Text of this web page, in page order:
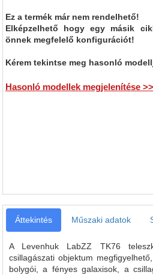
Ez a termék már nem rendelhető!
Elképzelhető hogy egy másik
önnek megfelelő konfigurációt!
Kérem tekintse meg hasonló
Hasonló modellek megjelenítése
Áttekintés Műszaki adatok
A Levenhuk LabZZ TK76
csillagászati objektum
bolygói, a fényes galaxisok, a